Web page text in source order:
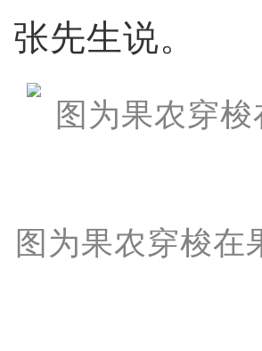
张先生说。
图为果农穿梭